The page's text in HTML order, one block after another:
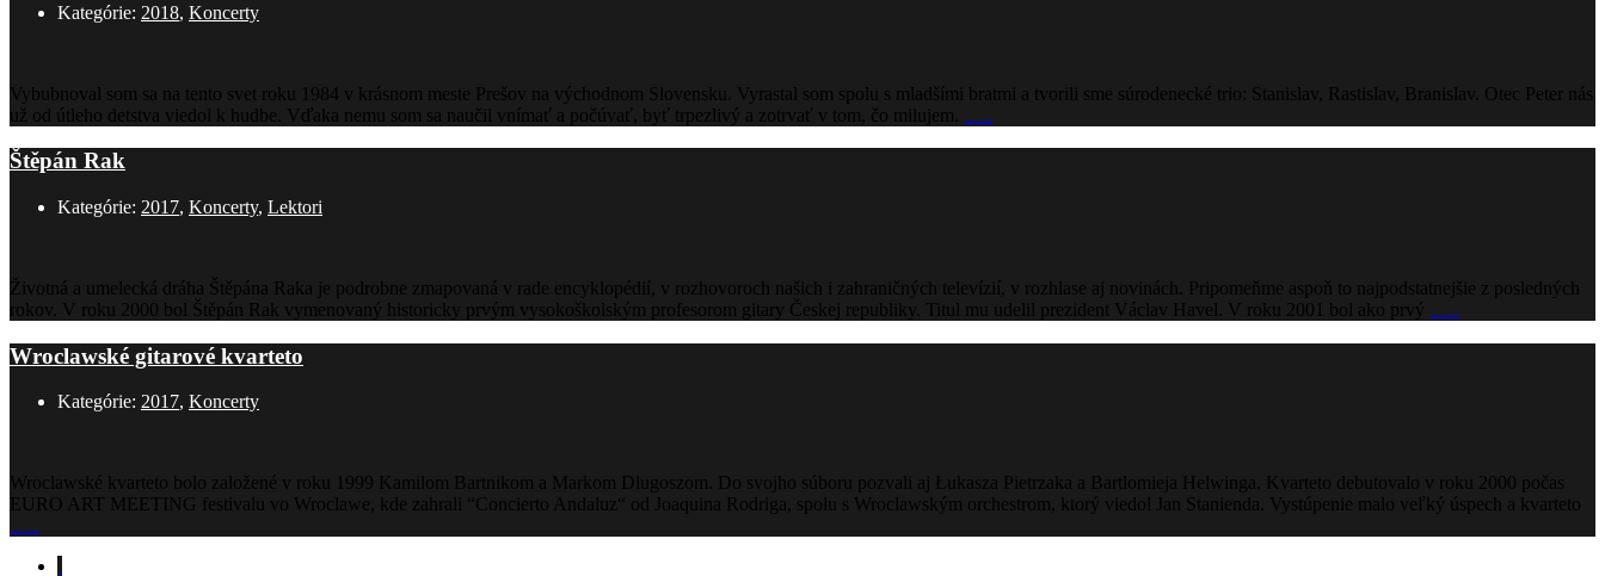
Kategórie: 2018, Koncerty
Vybubnoval som sa na tento svet roku 1984 v krásnom meste Prešov na východnom Slovensku. Vyrastal som spolu s mladšími bratmi a tvorili sme súrodenecké trio: Stanislav, Rastislav, Branislav. Otec Peter nás
už od útleho detstva viedol k hudbe. Vďaka nemu som sa naučil vnímať a počúvať, byť trpezlivý a zotrvať v tom, čo milujem. …..
Štěpán Rak
Kategórie: 2017, Koncerty, Lektori
Životná a umelecká dráha Štěpána Raka je podrobne zmapovaná v rade encyklopédií, v rozhovoroch našich i zahraničných televízií, v rozhlase aj novinách. Pripomeňme aspoň to najpodstatnejšie z posledných
rokov. V roku 2000 bol Štěpán Rak vymenovaný historicky prvým vysokoškolským profesorom gitary Českej republiky. Titul mu udelil prezident Václav Havel. V roku 2001 bol ako prvý …..
Wroclawské gitarové kvarteto
Kategórie: 2017, Koncerty
Wroclawské kvarteto bolo založené v roku 1999 Kamilom Bartnikom a Markom Dlugoszom. Do svojho súboru pozvali aj Łukasza Pietrzaka a Bartlomieja Helwinga. Kvarteto debutovalo v roku 2000 počas
EURO ART MEETING festivalu vo Wroclawe, kde zahrali “Concierto Andaluz“ od Joaquina Rodriga, spolu s Wroclawským orchestrom, ktorý viedol Jan Stanienda. Vystúpenie malo veľký úspech a kvarteto
…..